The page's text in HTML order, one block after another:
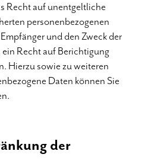
Recht auf unentgeltliche
personenbezogenen
und den Zweck der
Recht auf Berichtigung
Hierzu sowie zu weiteren
Daten können Sie
der